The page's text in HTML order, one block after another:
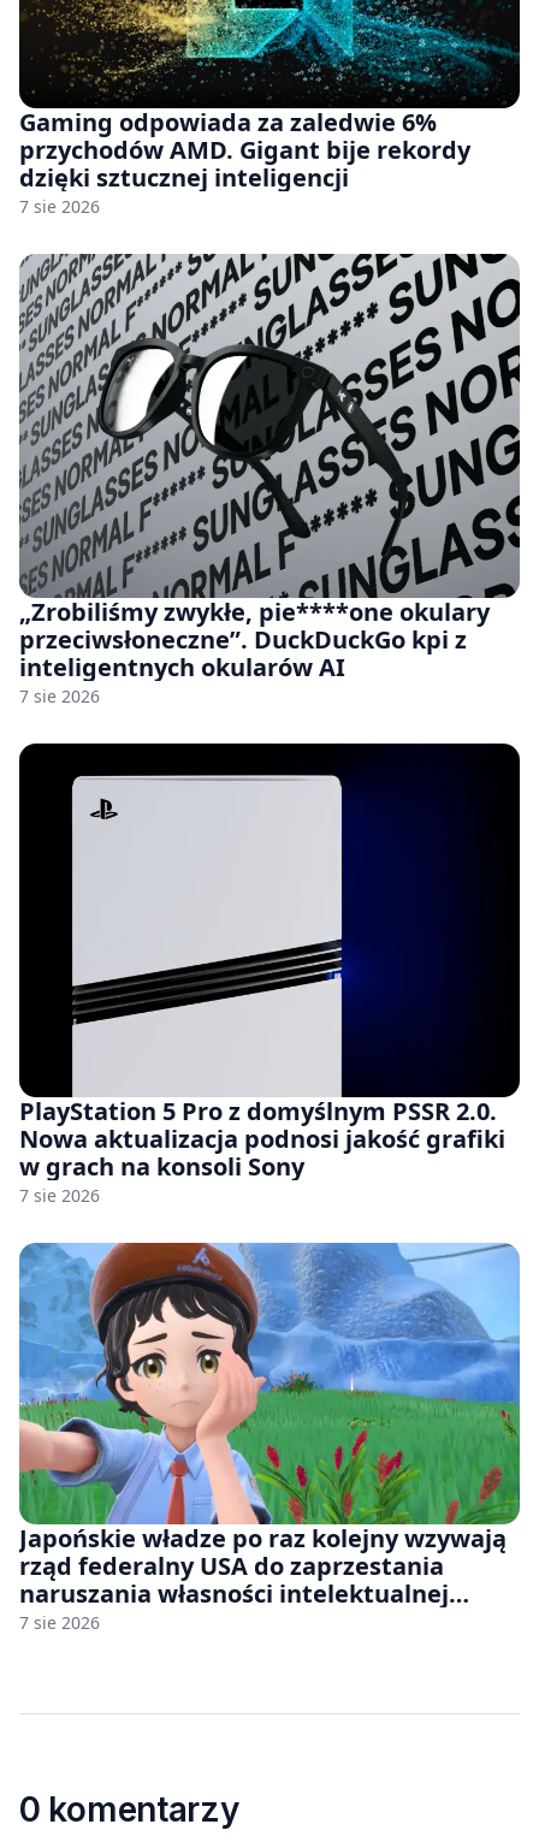
Gaming odpowiada za zaledwie 6%
przychodów AMD. Gigant bije rekordy
dzięki sztucznej inteligencji
7 sie 2026
„Zrobiliśmy zwykłe, pie****one okulary
przeciwsłoneczne”. DuckDuckGo kpi z
inteligentnych okularów AI
7 sie 2026
PlayStation 5 Pro z domyślnym PSSR 2.0.
Nowa aktualizacja podnosi jakość grafiki
w grach na konsoli Sony
7 sie 2026
Japońskie władze po raz kolejny wzywają
rząd federalny USA do zaprzestania
naruszania własności intelektualnej
japońskich gier i anime
7 sie 2026
0 komentarzy